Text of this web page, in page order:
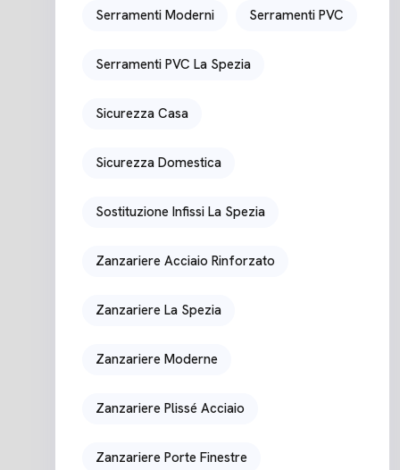
Serramenti Moderni Serramenti PVC
Serramenti PVC La Spezia
Sicurezza Casa
Sicurezza Domestica
Sostituzione Infissi La Spezia
Zanzariere Acciaio Rinforzato
Zanzariere La Spezia
Zanzariere Moderne
Zanzariere Plissé Acciaio
Zanzariere Porte Finestre